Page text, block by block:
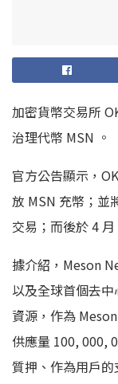
加密貨幣交易所
治理代幣 MSN 。
官方公告顯示，
放 MSN 充幣；並
交易；而後於 4
據介紹，Meson
以及全球首個去
資源，作為
供應量 100, 000,
質押、作為用戶的